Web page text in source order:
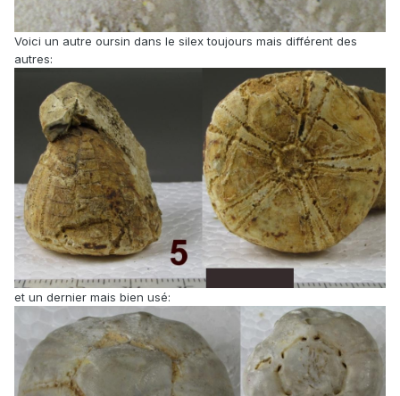
Voici un autre oursin dans le silex toujours mais différent des
autres:
et un dernier mais bien usé: